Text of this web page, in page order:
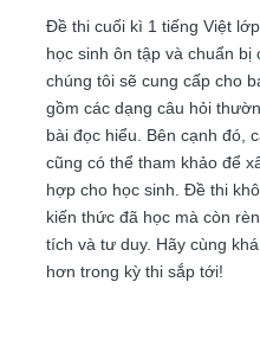
Đề thi cuối kì 1 tiếng Việt
học sinh ôn tập và chuẩn bị
chúng tôi sẽ cung cấp cho
gồm các dạng câu hỏi
bài đọc hiểu. Bên cạnh đó,
cũng có thể tham khảo để
hợp cho học sinh. Đề thi
kiến thức đã học mà còn
tích và tư duy. Hãy cùng
hơn trong kỳ thi sắp tới!